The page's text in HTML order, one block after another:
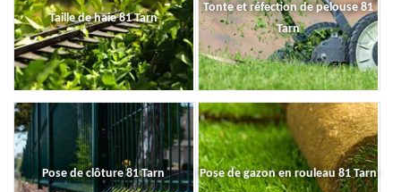
Taille de haie 81 Tarn
Tonte et réfection de pelouse 81
Tarn
Pose de clôture 81 Tarn Pose de gazon en rouleau 81 Tarn